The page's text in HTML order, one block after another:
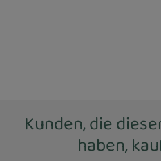
Kunden, die
haben,